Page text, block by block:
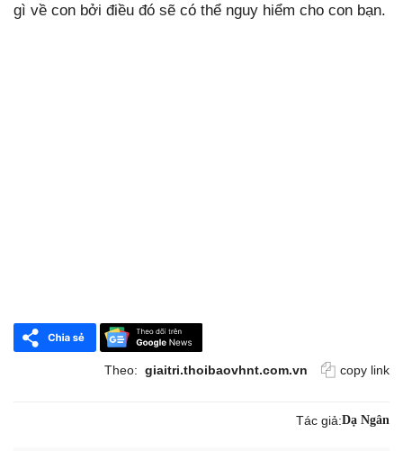
gì về con bởi điều đó sẽ có thể nguy hiểm cho con bạn.
Theo: giaitri.thoibaovhnt.com.vn copy link
Tác giả:Dạ Ngân